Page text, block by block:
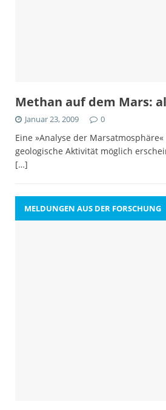
Methan auf dem Mars:
Januar 23, 2009 0
Eine »Analyse der
geologische Aktivität möglich
[…]
MELDUNGEN AUS DER FORSCHUNG